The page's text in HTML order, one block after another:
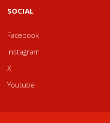
SOCIAL
Facebook
Instagram
X
Youtube